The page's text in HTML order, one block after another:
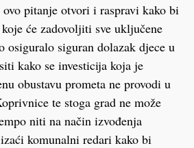
pitanje otvori i raspravi kako bi
će zadovoljiti sve uključene
osiguralo siguran dolazak djece u
kako se investicija koja je
obustavu prometa ne provodi u
te stoga grad ne može
niti na način izvođenja
komunalni redari kako bi